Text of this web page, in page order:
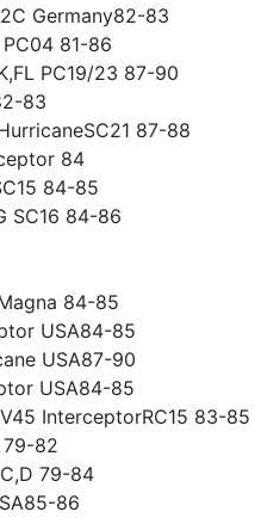
Germany82-83
81-86
PC19/23 87-90
83
87-88
84
84-85
SC16 84-86
84-85
USA84-85
USA87-90
USA84-85
V45 InterceptorRC15 83-85
79-82
79-84
86